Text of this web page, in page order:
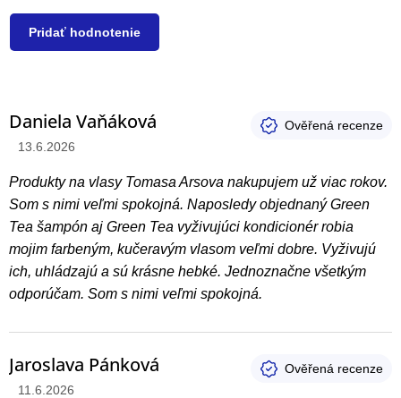
Pridať hodnotenie
ý
p
i
s
h
o
d
n
o
t
e
Daniela Vaňáková
Hodnotenie produktu je 5 z 5 hviezdičiek.
13.6.2026
Produkty na vlasy Tomasa Arsova nakupujem už viac rokov.
Som s nimi veľmi spokojná. Naposledy objednaný Green
Tea šampón aj Green Tea vyživujúci kondicionér robia
mojim farbeným, kučeravým vlasom veľmi dobre. Vyživujú
ich, uhládzajú a sú krásne hebké. Jednoznačne všetkým
odporúčam. Som s nimi veľmi spokojná.
Jaroslava Pánková
Hodnotenie produktu je 1 z 5 hviezdičiek.
11.6.2026